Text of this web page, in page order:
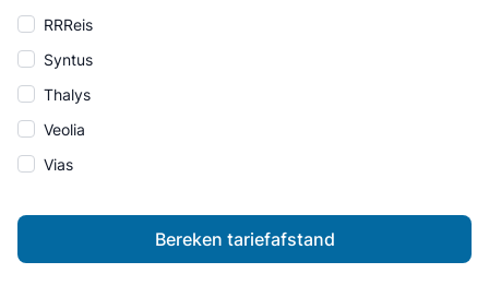
RRReis
Syntus
Thalys
Veolia
Vias
Bereken tariefafstand